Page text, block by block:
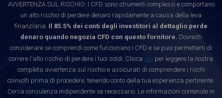
AVVERTENZA SUL RISCHIO: I CFD sono strumenti complessi e comportano
un alto rischio di perdere denaro rapidamente a causa della leva
finanziaria. Il 85.5% dei conti degli investitori al dettaglio perde
denaro quando negozia CFD con questo fornitore. Dovresti
considerare se comprendi come funzionano i CFD e se puoi permetterti di
correre l'alto rischio di perdere i tuoi soldi. Clicca qui per leggere la nostra
completa avvertenza sul rischio e assicurati di comprendere i rischi
coinvolti prima di procedere, tenendo conto della tua esperienza pertinente.
Cerca consulenza indipendente se necessario. Le informazioni contenute in